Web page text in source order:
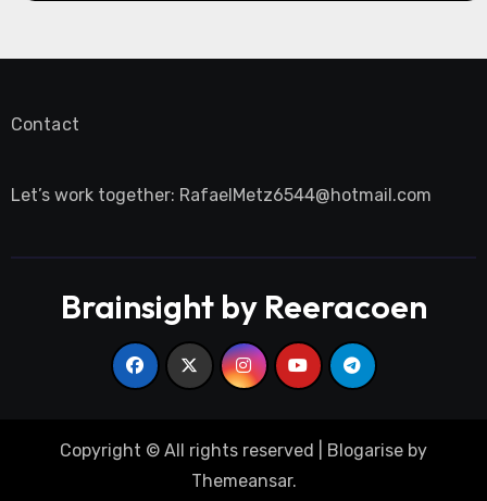
Contact
Let’s work together: RafaelMetz6544@hotmail.com
Brainsight by Reeracoen
Copyright © All rights reserved Blogarise by
Themeansar.